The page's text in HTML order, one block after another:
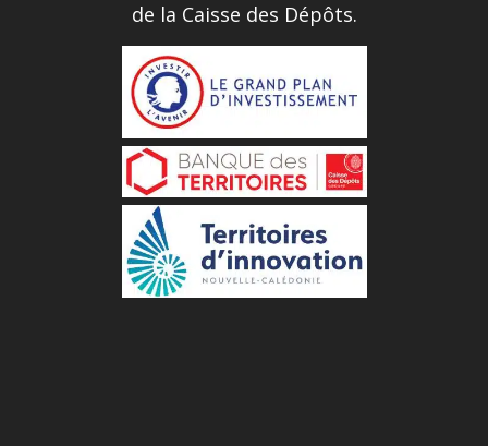
de la Caisse des Dépôts.